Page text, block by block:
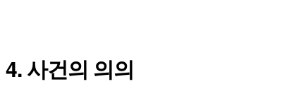
4. 사건의 의의